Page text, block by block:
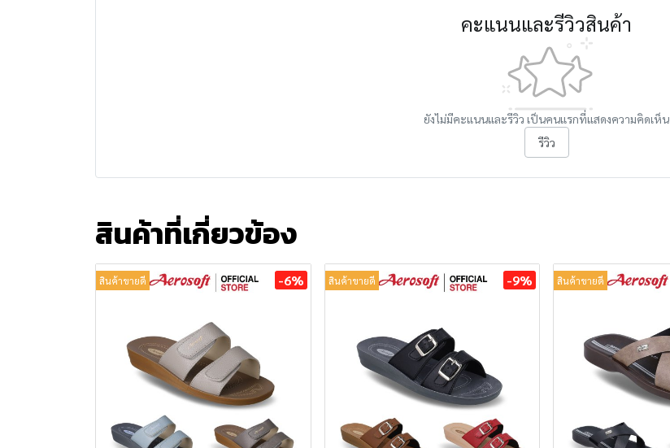
คะแนนและรีวิวสินค้า
ยังไม่มีคะแนนและรีวิว เป็นคนแรกที่แสดงความคิดเห็น
รีวิว
สินค้าที่เกี่ยวข้อง
สินค้าขายดี -6% สินค้าขายดี -9% สินค้าขายดี